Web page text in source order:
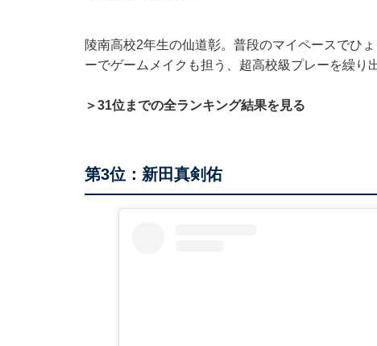
陵南高校2年生の仙道彰。普段のマイペースでひ
ーでゲームメイクも担う、超高校級プレーを繰り
＞31位までの全ランキング結果を見る
第3位：新田真剣佑